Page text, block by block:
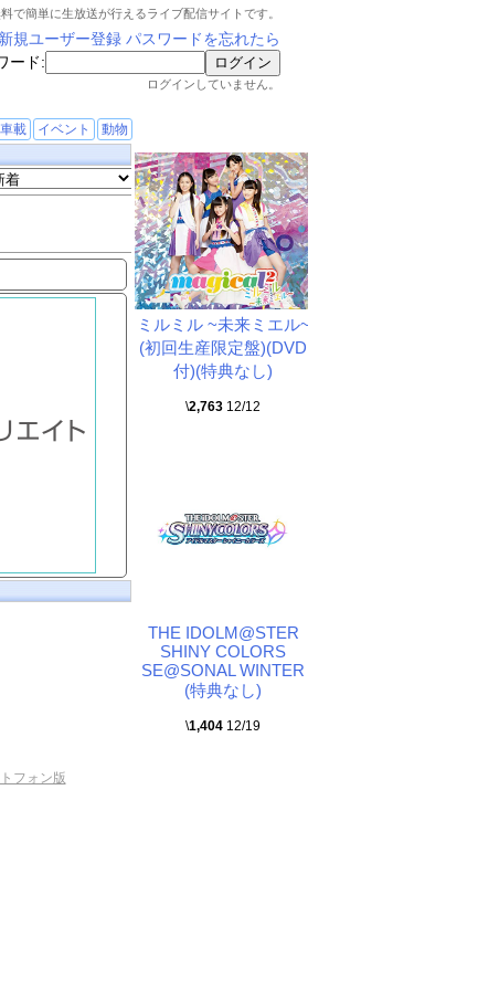
で簡単に生放送が行えるライブ配信サイトです。
新規ユーザー登録 パスワードを忘れたら
ード:
ログインしていません。
車載 イベント 動物
ミルミル ~未来ミエル~
(初回生産限定盤)(DVD
付)(特典なし)
\2,763 12/12
THE IDOLM@STER
SHINY COLORS
SE@SONAL WINTER
(特典なし)
\1,404 12/19
フォン版